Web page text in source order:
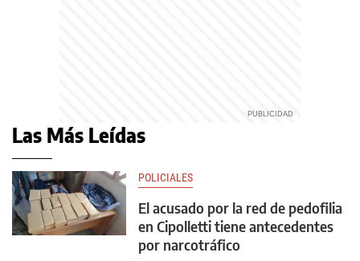
Las Más Leídas
POLICIALES
El acusado por la red de pedofilia
en Cipolletti tiene antecedentes
por narcotráfico